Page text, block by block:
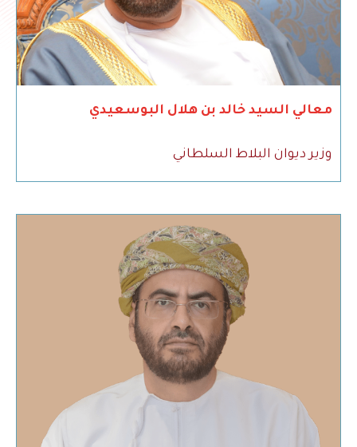
معالي السيد خالد بن هلال البوسعيدي
وزير ديوان البلاط السلطاني